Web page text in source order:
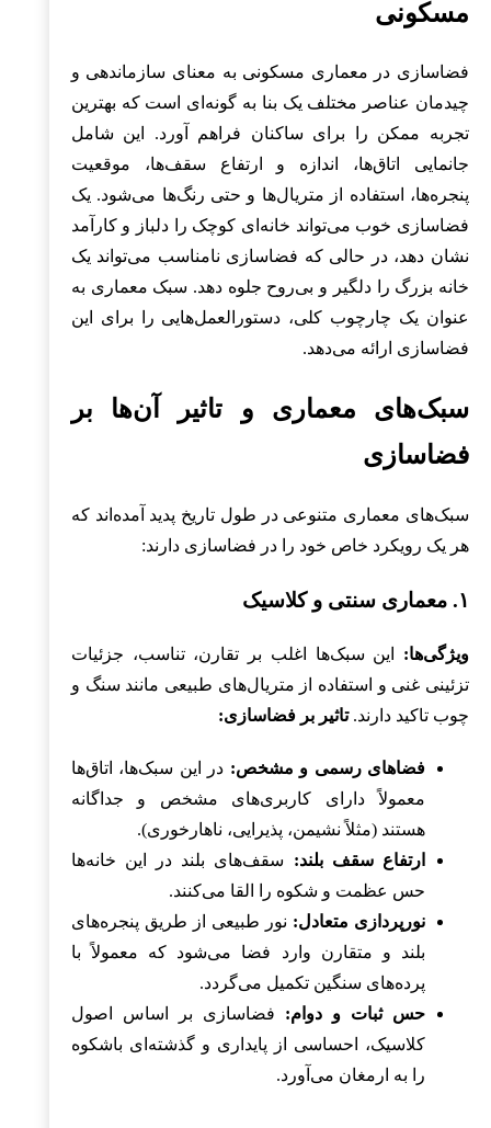
مسکونی
فضاسازی در معماری مسکونی به معنای سازماندهی و
چیدمان عناصر مختلف یک بنا به گونه‌ای است که بهترین
تجربه ممکن را برای ساکنان فراهم آورد. این شامل
جانمایی اتاق‌ها، اندازه و ارتفاع سقف‌ها، موقعیت
پنجره‌ها، استفاده از متریال‌ها و حتی رنگ‌ها می‌شود. یک
فضاسازی خوب می‌تواند خانه‌ای کوچک را دلباز و کارآمد
نشان دهد، در حالی که فضاسازی نامناسب می‌تواند یک
خانه بزرگ را دلگیر و بی‌روح جلوه دهد. سبک معماری به
عنوان یک چارچوب کلی، دستورالعمل‌هایی را برای این
فضاسازی ارائه می‌دهد.
سبک‌های معماری و تاثیر آن‌ها بر
فضاسازی
سبک‌های معماری متنوعی در طول تاریخ پدید آمده‌اند که
هر یک رویکرد خاص خود را در فضاسازی دارند:
۱. معماری سنتی و کلاسیک
ویژگی‌ها: این سبک‌ها اغلب بر تقارن، تناسب، جزئیات
تزئینی غنی و استفاده از متریال‌های طبیعی مانند سنگ و
چوب تاکید دارند.تاثیر بر فضاسازی:
فضاهای رسمی و مشخص: در این سبک‌ها، اتاق‌ها
معمولاً دارای کاربری‌های مشخص و جداگانه
هستند (مثلاً نشیمن، پذیرایی، ناهارخوری).
ارتفاع سقف بلند: سقف‌های بلند در این خانه‌ها
حس عظمت و شکوه را القا می‌کنند.
نورپردازی متعادل: نور طبیعی از طریق پنجره‌های
بلند و متقارن وارد فضا می‌شود که معمولاً با
پرده‌های سنگین تکمیل می‌گردد.
حس ثبات و دوام: فضاسازی بر اساس اصول
کلاسیک، احساسی از پایداری و گذشته‌ای باشکوه
را به ارمغان می‌آورد.